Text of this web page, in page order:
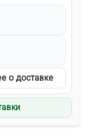
о доставке